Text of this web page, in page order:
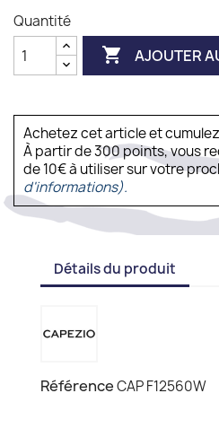
Quantité
 AJOUTER
Achetez cet article et cumulez
À partir de 300 points, vous
de 10€ à utiliser sur votre
d'informations).
Détails du produit
RéférenceCAP F12560W